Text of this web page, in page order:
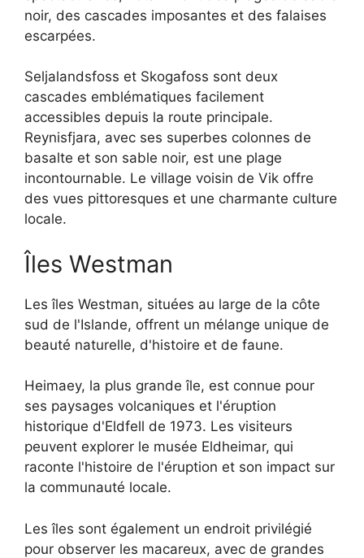
noir, des cascades imposantes et des falaises
escarpées.
Seljalandsfoss et Skogafoss sont deux
cascades emblématiques facilement
accessibles depuis la route principale.
Reynisfjara, avec ses superbes colonnes de
basalte et son sable noir, est une plage
incontournable. Le village voisin de Vik offre
des vues pittoresques et une charmante culture
locale.
Îles Westman
Les îles Westman, situées au large de la côte
sud de l'Islande, offrent un mélange unique de
beauté naturelle, d'histoire et de faune.
Heimaey, la plus grande île, est connue pour
ses paysages volcaniques et l'éruption
historique d'Eldfell de 1973. Les visiteurs
peuvent explorer le musée Eldheimar, qui
raconte l'histoire de l'éruption et son impact sur
la communauté locale.
Les îles sont également un endroit privilégié
pour observer les macareux, avec de grandes